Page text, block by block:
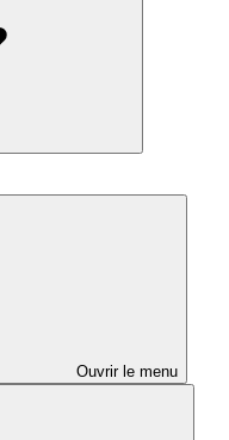
Ouvrir le menu